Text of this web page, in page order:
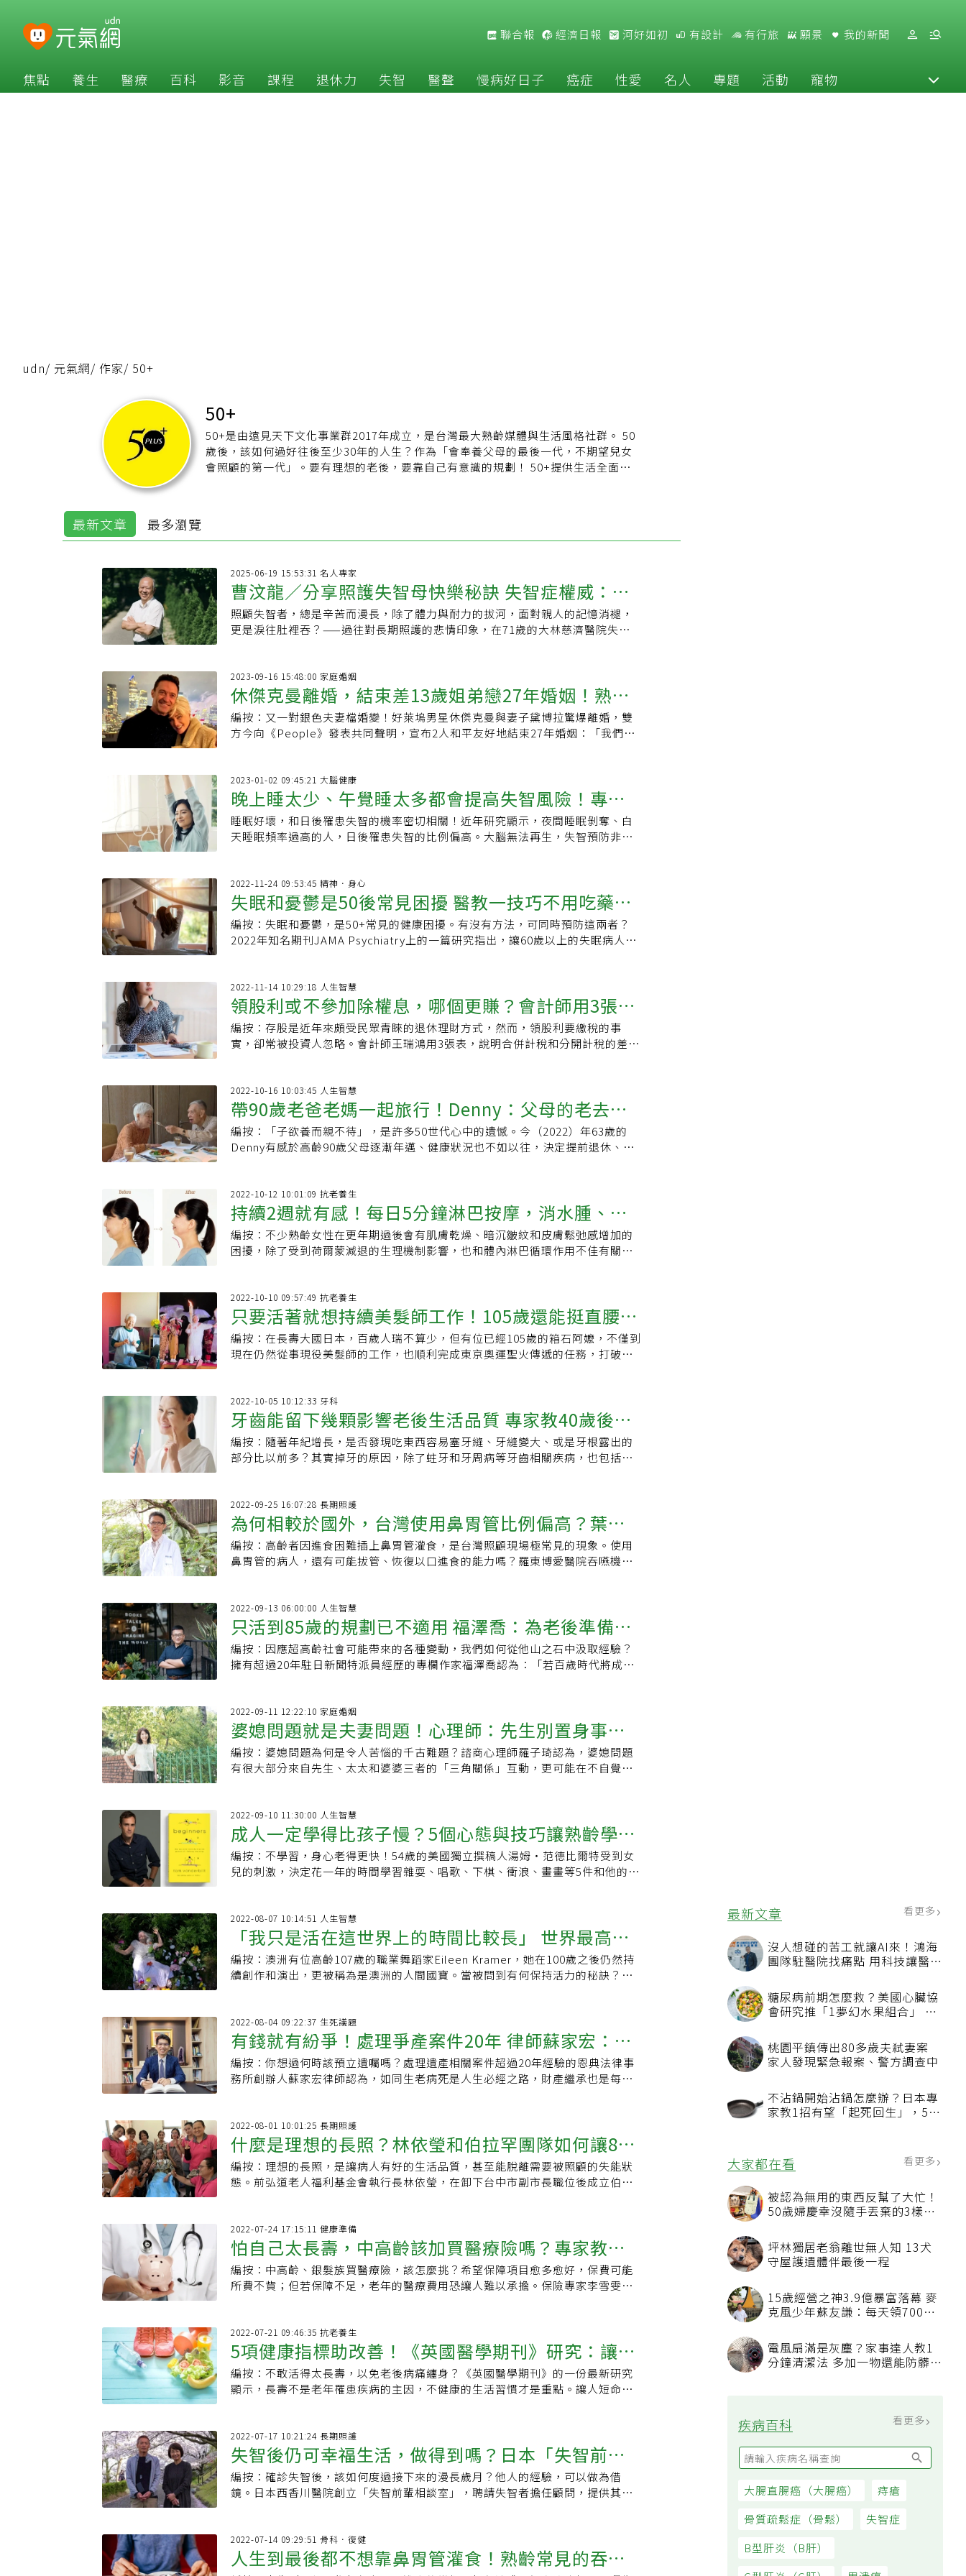
聯合報 經濟日報 河好如初 有設計 有行旅 願景 我的新聞
焦點 養生 醫療 百科 影音 課程 退休力 失智 醫聲 慢病好日子 癌症 性愛 名人 專題 活動 寵物
最新文章
沒人想碰的苦工就讓AI來！鴻海
udn/ 元氣網/ 作家/ 50+
50+
50+是由遠見天下文化事業群2017年成立，是台灣最大熟齡媒體與生活風格社群。 50
歲後，該如何過好往後至少30年的人生？作為「會奉養父母的最後一代，不期望兒女
會照顧的第一代」。要有理想的老後，要靠自己有意識的規劃！ 50+提供生活全面向
【50+粉絲團】：https://www.facebook.com/50pluscommunity/
最新文章 最多瀏覽
2025-06-19 15:53:31 名人專家
曹汶龍／分享照護失智母快樂秘訣 失智症權威：別
老問「我是誰」
照顧失智者，總是辛苦而漫長，除了體力與耐力的拔河，面對親人的記憶消褪，
更是淚往肚裡吞？——過往對長期照護的悲情印象，在71歲的大林慈濟醫院失智
2023-09-16 15:48:00 家庭婚姻
休傑克曼離婚，結束差13歲姐弟戀27年婚姻！熟年
夫婦還有愛嗎？專家：50歲是重新檢視人生的關鍵
編按：又一對銀色夫妻檔婚變！好萊塢男星休傑克曼與妻子黛博拉驚爆離婚，雙
方今向《People》發表共同聲明，宣布2人和平友好地結束27年婚姻：「我們有
2023-01-02 09:45:21 大腦健康
晚上睡太少、午覺睡太多都會提高失智風險！專家
教你如何睡得剛剛好
睡眠好壞，和日後罹患失智的機率密切相關！近年研究顯示，夜間睡眠剝奪、白
天睡眠頻率過高的人，日後罹患失智的比例偏高。大腦無法再生，失智預防非常
2022-11-24 09:53:45 精神．身心
失眠和憂鬱是50後常見困擾 醫教一技巧不用吃藥也
能天天睡好、心情好
編按：失眠和憂鬱，是50+常見的健康困擾。有沒有方法，可同時預防這兩者？
2022年知名期刊JAMA Psychiatry上的一篇研究指出，讓60歲以上的失眠病人接
2022-11-14 10:29:18 人生智慧
領股利或不參加除權息，哪個更賺？會計師用3張表
教你做更好的投資決策
編按：存股是近年來頗受民眾青睞的退休理財方式，然而，領股利要繳稅的事
實，卻常被投資人忽略。會計師王瑞鴻用3張表，說明合併計稅和分開計稅的差
2022-10-16 10:03:45 人生智慧
帶90歲老爸老媽一起旅行！Denny：父母的老去不
等人，別等到在病床前才陪伴
編按：「子欲養而親不待」，是許多50世代心中的遺憾。今（2022）年63歲的
Denny有感於高齡90歲父母逐漸年邁、健康狀況也不如以往，決定提前退休、陪
2022-10-12 10:01:09 抗老養生
持續2週就有感！每日5分鐘淋巴按摩，消水腫、促
進新陳代謝還能緊實臉部
編按：不少熟齡女性在更年期過後會有肌膚乾燥、暗沉皺紋和皮膚鬆弛感增加的
困擾，除了受到荷爾蒙減退的生理機制影響，也和體內淋巴循環作用不佳有關。
2022-10-10 09:57:49 抗老養生
只要活著就想持續美髮師工作！105歲還能挺直腰、
當東奧聖火傳遞手的箱石阿嬤長壽秘訣
編按：在長壽大國日本，百歲人瑞不算少，但有位已經105歲的箱石阿嬤，不僅到
現在仍然從事現役美髮師的工作，也順利完成東京奧運聖火傳遞的任務，打破火
2022-10-05 10:12:33 牙科
牙齒能留下幾顆影響老後生活品質 專家教40歲後就
要留意的口腔保健
編按：隨著年紀增長，是否發現吃東西容易塞牙縫、牙縫變大、或是牙根露出的
部分比以前多？其實掉牙的原因，除了蛀牙和牙周病等牙齒相關疾病，也包括年
2022-09-25 16:07:28 長期照護
為何相較於國外，台灣使用鼻胃管比例偏高？葉書
銘醫師教你想要不插管的老年該做哪些準備
編按：高齡者因進食困難插上鼻胃管灌食，是台灣照顧現場極常見的現象。使用
鼻胃管的病人，還有可能拔管、恢復以口進食的能力嗎？羅東博愛醫院吞嚥機能
2022-09-13 06:00:00 人生智慧
只活到85歲的規劃已不適用 福澤喬：為老後準備遠
比大家認為的更重要
編按：因應超高齡社會可能帶來的各種變動，我們如何從他山之石中汲取經驗？
擁有超過20年駐日新聞特派員經歷的專欄作家福澤喬認為：「若百歲時代將成為
2022-09-11 12:22:10 家庭婚姻
婆媳問題就是夫妻問題！心理師：先生別置身事
外，最忌把太太當成擋箭牌
編按：婆媳問題為何是令人苦惱的千古難題？諮商心理師羅子琦認為，婆媳問題
有很大部分來自先生、太太和婆婆三者的「三角關係」互動，更可能在不自覺中
2022-09-10 11:30:00 人生智慧
成人一定學得比孩子慢？5個心態與技巧讓熟齡學習
事半功倍
編按：不學習，身心老得更快！54歲的美國獨立撰稿人湯姆‧范德比爾特受到女
兒的刺激，決定花一年的時間學習雜耍、唱歌、下棋、衝浪、畫畫等5件和他的職
2022-08-07 10:14:51 人生智慧
「我只是活在這世界上的時間比較長」 世界最高齡
舞者Eileen Kramer分享如何保持活力的秘訣
編按：澳洲有位高齡107歲的職業舞蹈家Eileen Kramer，她在100歲之後仍然持
續創作和演出，更被稱為是澳洲的人間國寶。當被問到有何保持活力的秘訣？她
2022-08-04 09:22:37 生死議題
有錢就有紛爭！處理爭產案件20年 律師蘇家宏：別
讓最愛的家人為難
編按：你想過何時該預立遺囑嗎？處理遺產相關案件超過20年經驗的恩典法律事
務所創辦人蘇家宏律師認為，如同生老病死是人生必經之路，財產繼承也是每個
2022-08-01 10:01:25 長期照護
什麼是理想的長照？林依瑩和伯拉罕團隊如何讓80
歲臥床阿公拔管、恢復行動能力
編按：理想的長照，是讓病人有好的生活品質，甚至能脫離需要被照顧的失能狀
態。前弘道老人福利基金會執行長林依瑩，在卸下台中市副市長職位後成立伯拉
2022-07-24 17:15:11 健康準備
怕自己太長壽，中高齡該加買醫療險嗎？專家教你
保險這樣挑，買對比買多重要
編按：中高齡、銀髮族買醫療險，該怎麼挑？希望保障項目愈多愈好，保費可能
所費不貲；但若保障不足，老年的醫療費用恐讓人難以承擔。保險專家李雪雯建
2022-07-21 09:46:35 抗老養生
5項健康指標助改善！《英國醫學期刊》研究：讓人
短命的壞習慣也是失智風險的危險因子
編按：不敢活得太長壽，以免老後病痛纏身？《英國醫學期刊》的一份最新研究
顯示，長壽不是老年罹患疾病的主因，不健康的生活習慣才是重點。讓人短命的
2022-07-17 10:21:24 長期照護
失智後仍可幸福生活，做得到嗎？日本「失智前輩
相談室」讓失智者親身分享經驗談
編按：確診失智後，該如何度過接下來的漫長歲月？他人的經驗，可以做為借
鏡。日本西香川醫院創立「失智前輩相談室」，聘請失智者擔任顧問，提供其他
2022-07-14 09:29:51 骨科．復健
人生到最後都不想靠鼻胃管灌食！熟齡常見的吞嚥